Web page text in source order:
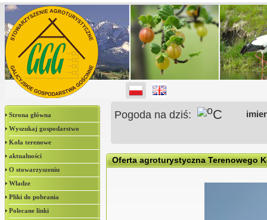
Strona główna
Wyszukaj gospodarstwo
Koła terenowe
aktualności
O stowarzyszeniu
Władze
Pliki do pobrania
Polecane linki
Pogoda na dziś: oC
Oferta agroturystyczna Terenowego